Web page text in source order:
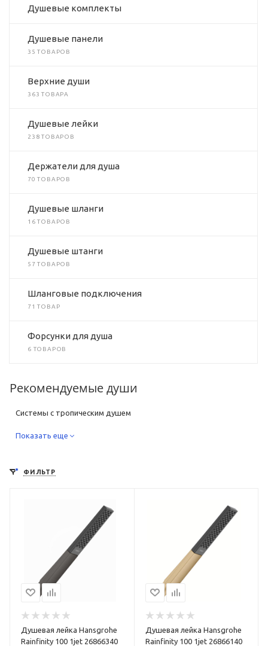
Душевые комплекты
Душевые панели
35 ТОВАРОВ
Верхние души
363 ТОВАРА
Душевые лейки
238 ТОВАРОВ
Держатели для душа
70 ТОВАРОВ
Душевые шланги
16 ТОВАРОВ
Душевые штанги
57 ТОВАРОВ
Шланговые подключения
71 ТОВАР
Форсунки для душа
6 ТОВАРОВ
Рекомендуемые души
Системы с тропическим душем
Системы с термостатом
Показать еще
ФИЛЬТР
Душевая лейка Hansgrohe
Rainfinity 100 1jet 26866340
Душевая лейка Hansgrohe
Rainfinity 100 1jet 26866140